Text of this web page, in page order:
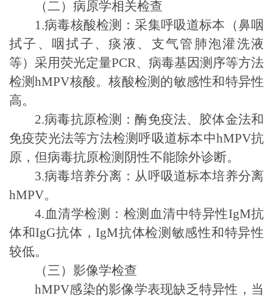
（二）病原学相关检查
1.病毒核酸检测：采集呼吸道标本（鼻咽
拭子、咽拭子、痰液、支气管肺泡灌洗液
等）采用荧光定量PCR、 病毒基因测序等方法
检测hMPV核酸。核酸检测的敏感性和特异性
高。
2.病毒抗原检测：酶免疫法、胶体金法和
免疫荧光法等方法检测呼吸道标本中hMPV抗
原，但病毒抗原检测阴性不能除外诊断。
3.病毒培养分离：从呼吸道标本培养分离
hMPV。
4. 血清学检测：检测血清中特异性IgM抗
体和IgG抗体，IgM抗体检测敏感性和特异性
较低。
（三）影像学检查
hMPV感染的影像学表现缺乏特异性，当